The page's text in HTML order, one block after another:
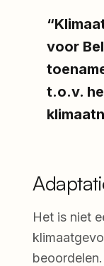
voor
t.o.v.
Het is niet